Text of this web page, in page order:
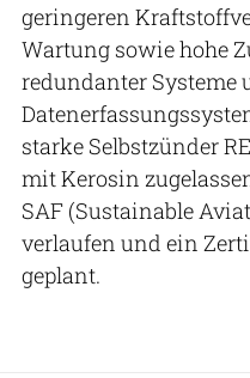
geringeren
Wartung sowie hohe
redundanter Systeme
starke Selbstzünder
mit Kerosin
SAF (Sustainable
verlaufen und ein
geplant.